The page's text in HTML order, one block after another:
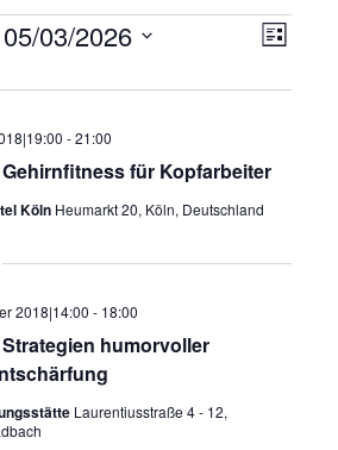
Liste
05/03/2026
für Kopfarbeiter
-21:00
Köln Heumarkt 20, Köln, Deutschland
humorvoller
2018|14:00 - 18:00
Laurentiusstraße 4 - 12,